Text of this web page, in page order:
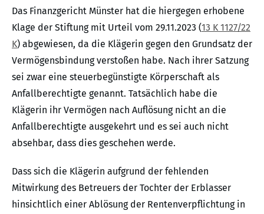
Das Finanzgericht Münster hat die hiergegen erhobene
Klage der Stiftung mit Urteil vom 29.11.2023 (13 K 1127/22
K) abgewiesen, da die Klägerin gegen den Grundsatz der
Vermögensbindung verstoßen habe. Nach ihrer Satzung
sei zwar eine steuerbegünstigte Körperschaft als
Anfallberechtigte genannt. Tatsächlich habe die
Klägerin ihr Vermögen nach Auflösung nicht an die
Anfallberechtigte ausgekehrt und es sei auch nicht
absehbar, dass dies geschehen werde.
Dass sich die Klägerin aufgrund der fehlenden
Mitwirkung des Betreuers der Tochter der Erblasser
hinsichtlich einer Ablösung der Rentenverpflichtung in